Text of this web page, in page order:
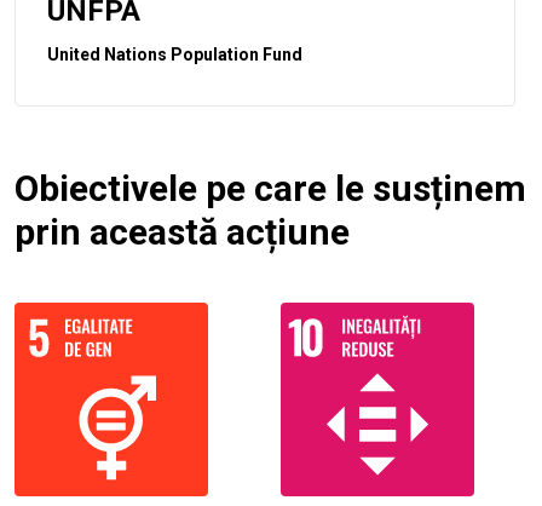
UNFPA
United Nations Population Fund
Obiectivele pe care le susținem
prin această acțiune